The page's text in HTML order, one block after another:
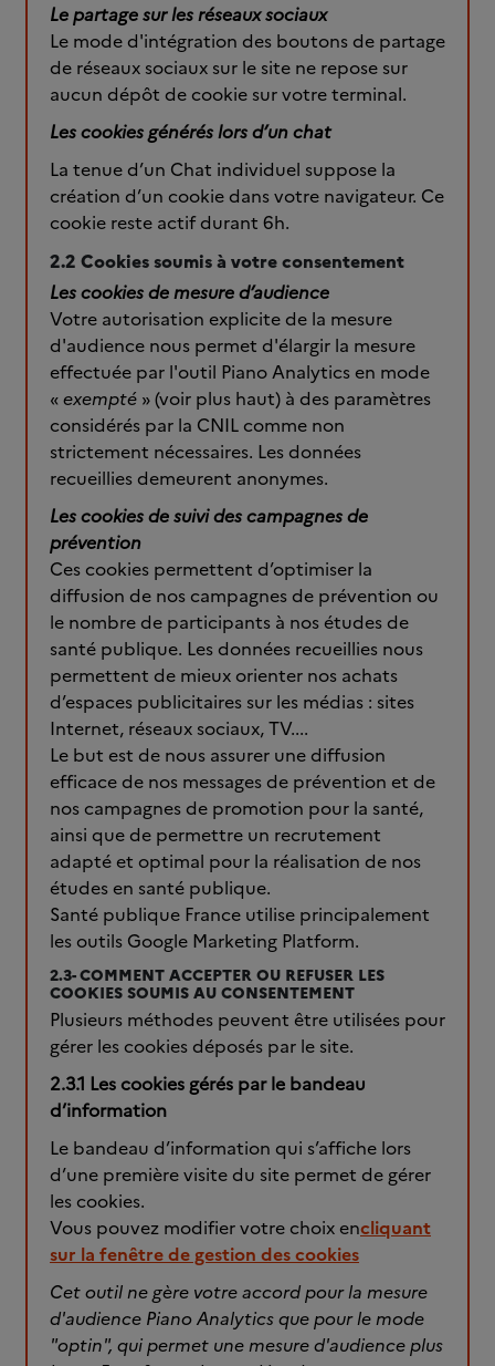
Le partage sur les réseaux sociaux
Le mode d'intégration des boutons de partage
de réseaux sociaux sur le site ne repose sur
aucun dépôt de cookie sur votre terminal.
Les cookies générés lors d’un chat
La tenue d’un Chat individuel suppose la
création d’un cookie dans votre navigateur. Ce
cookie reste actif durant 6h.
2.2 Cookies soumis à votre consentement
Les cookies de mesure d’audience
Votre autorisation explicite de la mesure
d'audience nous permet d'élargir la mesure
effectuée par l'outil Piano Analytics en mode
«exempté » (voir plus haut) à des paramètres
considérés par la CNIL comme non
strictement nécessaires. Les données
recueillies demeurent anonymes.
Les cookies de suivi des campagnes de
prévention
Ces cookies permettent d’optimiser la
diffusion de nos campagnes de prévention ou
le nombre de participants à nos études de
santé publique. Les données recueillies nous
permettent de mieux orienter nos achats
d’espaces publicitaires sur les médias : sites
Internet, réseaux sociaux, TV....
Le but est de nous assurer une diffusion
efficace de nos messages de prévention et de
nos campagnes de promotion pour la santé,
ainsi que de permettre un recrutement
adapté et optimal pour la réalisation de nos
études en santé publique.
Santé publique France utilise principalement
les outils Google Marketing Platform.
2.3- COMMENT ACCEPTER OU REFUSER LES
COOKIES SOUMIS AU CONSENTEMENT
Plusieurs méthodes peuvent être utilisées pour
gérer les cookies déposés par le site.
2.3.1 Les cookies gérés par le bandeau
d’information
Le bandeau d’information qui s’affiche lors
d’une première visite du site permet de gérer
les cookies.
Vous pouvez modifier votre choix encliquant
sur la fenêtre de gestion des cookies
Cet outil ne gère votre accord pour la mesure
d'audience Piano Analytics que pour le mode
"optin", qui permet une mesure d'audience plus